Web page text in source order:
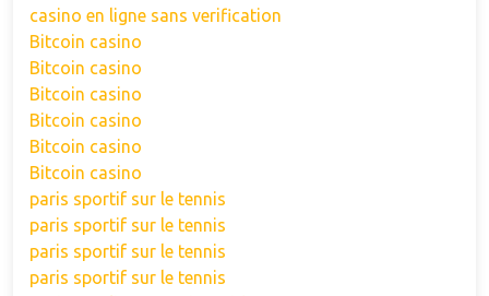
casino en ligne sans verification
Bitcoin casino
Bitcoin casino
Bitcoin casino
Bitcoin casino
Bitcoin casino
Bitcoin casino
paris sportif sur le tennis
paris sportif sur le tennis
paris sportif sur le tennis
paris sportif sur le tennis